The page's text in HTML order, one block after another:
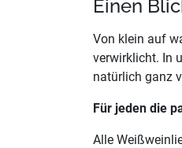
Einen
Von klein auf
verwirklicht. In
natürlich ganz
Für jeden die
Alle